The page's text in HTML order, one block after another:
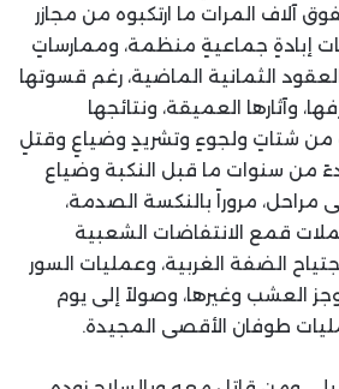
آلاف المرات ما ارتكبوه من مجازر
إبادةٍ جماعيةٍ منظمة، وممارساتٍ
الثمانية الماضية، رغم قسوتها
وآثارها العميقة، ونتائجها
من شتاتٍ ولجوءٍ وتشريدٍ وضياعٍ وقتلٍ
من سنوات ما قبل النكبة وضياع
مراحل، مروراً بالنكسة الصدمة،
قمع الانتفاضات الشعبية
الضفة الغربية، وعمليات السور
العشب وغيرها، وصولاً إلى يوم
طوفان الأقصى المجيدة.